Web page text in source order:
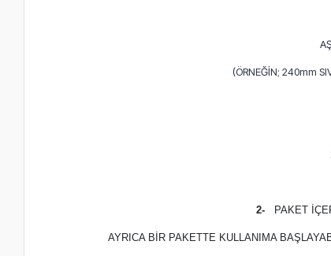
(ÖRNEĞİN; 240mm
2- PAKET
AYRICA BİR PAKETTE KULLANIMA